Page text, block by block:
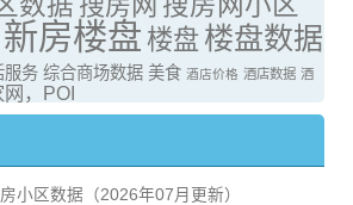
新房楼盘 楼盘 楼盘数据
服务 综合商场数据 美食 酒店价格 酒店数据 酒
网，POI
小区数据（2026年07月更新）